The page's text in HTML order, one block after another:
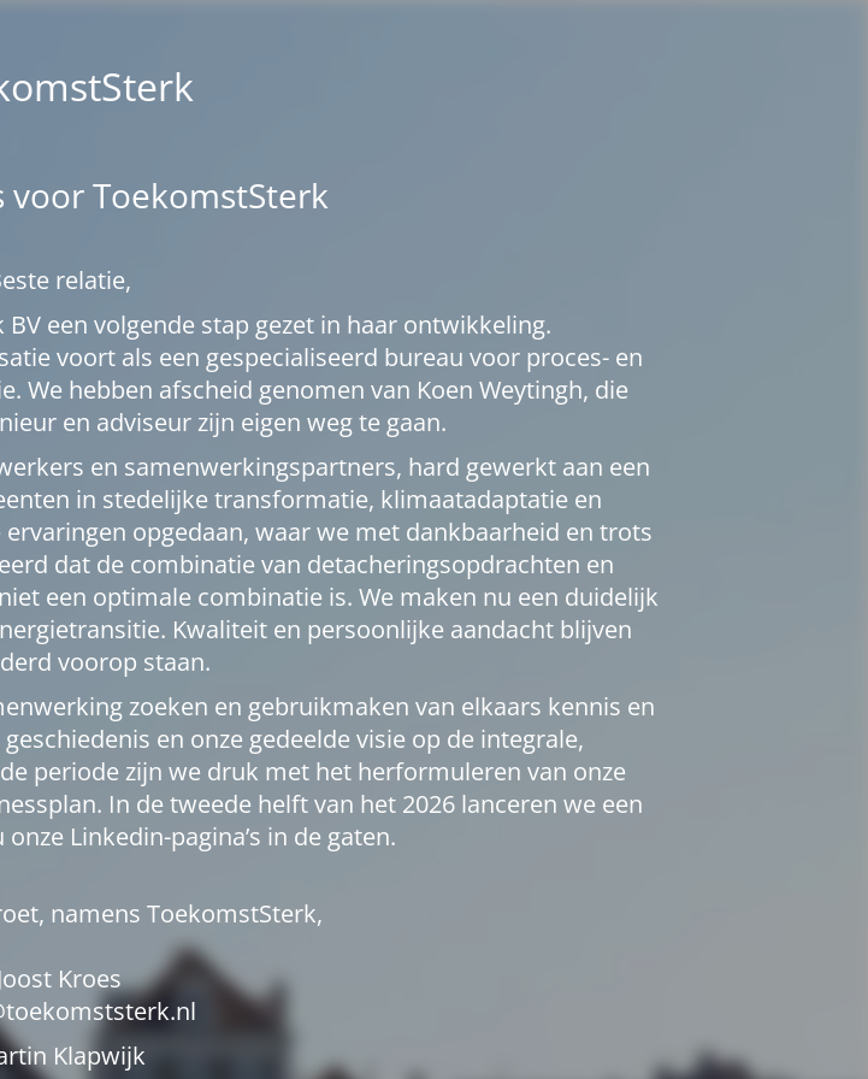
voor ToekomstSterk
relatie,
een volgende stap gezet in haar ontwikkeling.
voort als een gespecialiseerd bureau voor proces- en
We hebben afscheid genomen van Koen Weytingh, die
en adviseur zijn eigen weg te gaan.
en samenwerkingspartners, hard gewerkt aan een
in stedelijke transformatie, klimaatadaptatie en
opgedaan, waar we met dankbaarheid en trots
dat de combinatie van detacheringsopdrachten en
een optimale combinatie is. We maken nu een duidelijk
Kwaliteit en persoonlijke aandacht blijven
voorop staan.
zoeken en gebruikmaken van elkaars kennis en
en onze gedeelde visie op de integrale,
periode zijn we druk met het herformuleren van onze
In de tweede helft van het 2026 lanceren we een
Linkedin-pagina’s in de gaten.
namens ToekomstSterk,
Joost Kroes
Klapwijk